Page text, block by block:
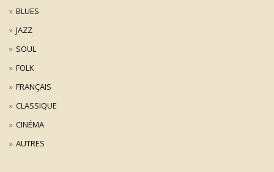
BLUES
JAZZ
SOUL
FOLK
FRANÇAIS
CLASSIQUE
CINÉMA
AUTRES